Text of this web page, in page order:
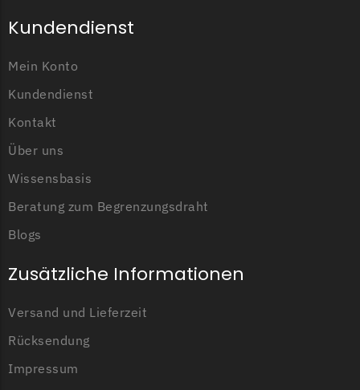
Begrenzungsdraht
Zoef Robot
Zoef Robot Messer
Kundendienst
Mein Konto
Kundendienst
Kontakt
Über uns
Wissensbasis
Beratung zum Begrenzungsdraht
Blogs
Zusätzliche Informationen
Versand und Lieferzeit
Rücksendung
Impressum